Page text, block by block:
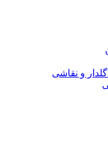
و نقاشی